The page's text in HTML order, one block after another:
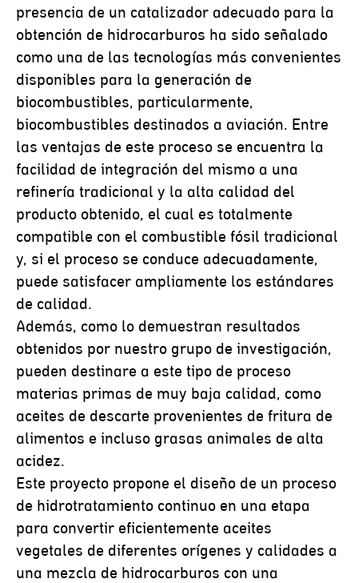
presencia de un catalizador adecuado para la
obtención de hidrocarburos ha sido señalado
como una de las tecnologías más convenientes
disponibles para la generación de
biocombustibles, particularmente,
biocombustibles destinados a aviación. Entre
las ventajas de este proceso se encuentra la
facilidad de integración del mismo a una
refinería tradicional y la alta calidad del
producto obtenido, el cual es totalmente
compatible con el combustible fósil tradicional
y, si el proceso se conduce adecuadamente,
puede satisfacer ampliamente los estándares
de calidad.
Además, como lo demuestran resultados
obtenidos por nuestro grupo de investigación,
pueden destinare a este tipo de proceso
materias primas de muy baja calidad, como
aceites de descarte provenientes de fritura de
alimentos e incluso grasas animales de alta
acidez.
Este proyecto propone el diseño de un proceso
de hidrotratamiento continuo en una etapa
para convertir eficientemente aceites
vegetales de diferentes orígenes y calidades a
una mezcla de hidrocarburos con una